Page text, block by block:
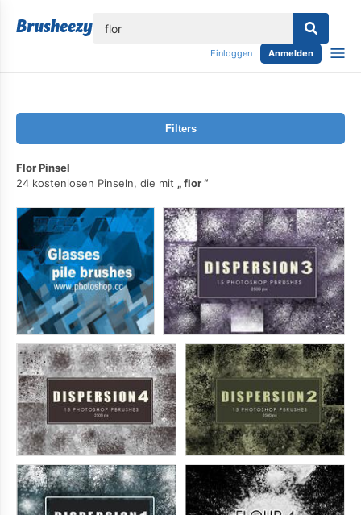
Einloggen Anmelden
Filters
Flor Pinsel
24 kostenlosen Pinseln, die mit
flor